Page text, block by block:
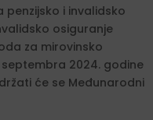
penzijsko i invalidsko
osiguranje
za mirovinsko
septembra 2024. godine
će se Međunarodni